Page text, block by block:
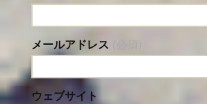
メールアドレス
ウェブサイト